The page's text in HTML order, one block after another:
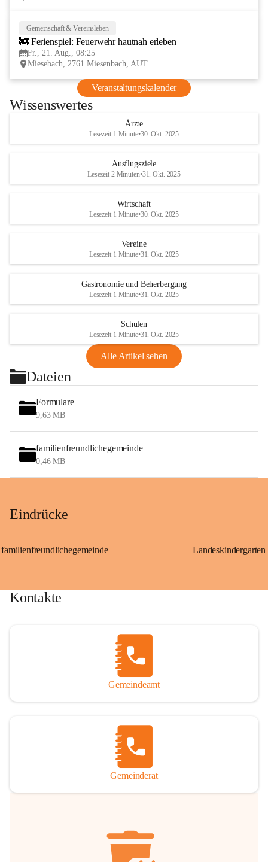
Gemeinschaft & Vereinsleben
🚒 Ferienspiel: Feuerwehr hautnah erleben
Fr., 21. Aug., 08:25
Miesebach, 2761 Miesenbach, AUT
Veranstaltungskalender
Wissenswertes
Ärzte
Lesezeit 1 Minute•30. Okt. 2025
Ausflugsziele
Lesezeit 2 Minuten•31. Okt. 2025
Wirtschaft
Lesezeit 1 Minute•30. Okt. 2025
Vereine
Lesezeit 1 Minute•31. Okt. 2025
Gastronomie und Beherbergung
Lesezeit 1 Minute•31. Okt. 2025
Schulen
Lesezeit 1 Minute•31. Okt. 2025
Alle Artikel sehen
Dateien
Formulare
9,63 MB
familienfreundlichegemeinde
0,46 MB
Eindrücke
familienfreundlichegemeinde
Kontakte
Gemeindeamt
Gemeinderat